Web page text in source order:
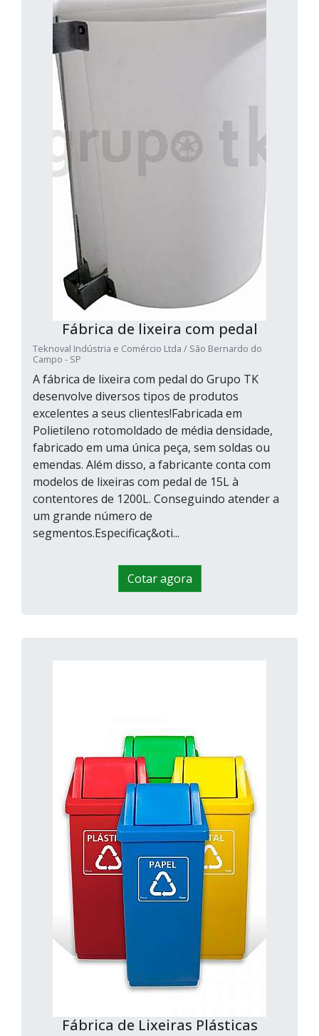
Fábrica de lixeira com pedal
Teknoval Indústria e Comércio Ltda / São Bernardo do
Campo - SP
A fábrica de lixeira com pedal do Grupo TK
desenvolve diversos tipos de produtos
excelentes a seus clientes!Fabricada em
Polietileno rotomoldado de média densidade,
fabricado em uma única peça, sem soldas ou
emendas. Além disso, a fabricante conta com
modelos de lixeiras com pedal de 15L à
contentores de 1200L. Conseguindo atender a
um grande número de
segmentos.Especificaç&oti...
Cotar agora
Fábrica de Lixeiras Plásticas